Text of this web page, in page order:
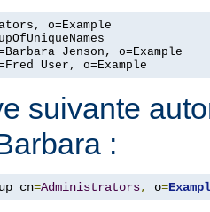
o=Example
Jenson, o=Example
User, o=Example
suivante
:
cn=Administrators, o=